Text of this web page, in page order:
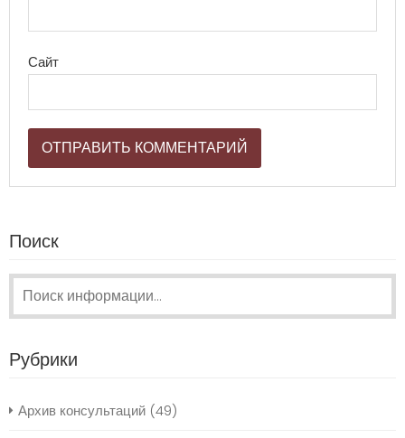
Сайт
Поиск
Поиск:
Рубрики
Архив консультаций (49)